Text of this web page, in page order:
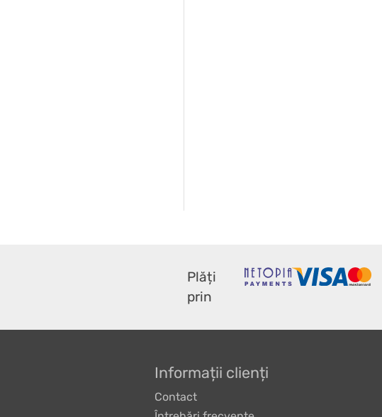
Plăți
prin
Informații clienți
Contact